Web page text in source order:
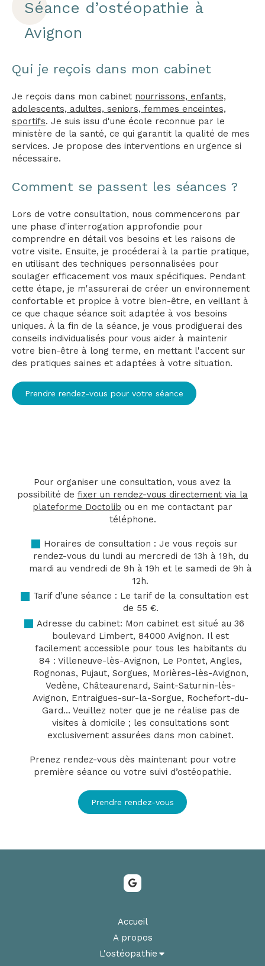
Séance d’ostéopathie à
Avignon
Qui je reçois dans mon cabinet
Je reçois dans mon cabinet nourrissons, enfants,
adolescents, adultes, seniors, femmes enceintes,
sportifs. Je suis issu d'une école reconnue par le
ministère de la santé, ce qui garantit la qualité de mes
services. Je propose des interventions en urgence si
nécessaire.
Comment se passent les séances ?
Lors de votre consultation, nous commencerons par
une phase d'interrogation approfondie pour
comprendre en détail vos besoins et les raisons de
votre visite. Ensuite, je procéderai à la partie pratique,
en utilisant des techniques personnalisées pour
soulager efficacement vos maux spécifiques. Pendant
cette étape, je m'assurerai de créer un environnement
confortable et propice à votre bien-être, en veillant à
ce que chaque séance soit adaptée à vos besoins
uniques. À la fin de la séance, je vous prodiguerai des
conseils individualisés pour vous aider à maintenir
votre bien-être à long terme, en mettant l'accent sur
des pratiques saines et adaptées à votre situation.
Prendre rendez-vous pour votre séance
Pour organiser une consultation, vous avez la
possibilité de fixer un rendez-vous directement via la
plateforme Doctolib ou en me contactant par
téléphone.
Horaires de consultation : Je vous reçois sur
rendez-vous du lundi au mercredi de 13h à 19h, du
mardi au vendredi de 9h à 19h et le samedi de 9h à
12h.
Tarif d’une séance : Le tarif de la consultation est
de 55 €.
Adresse du cabinet: Mon cabinet est situé au 36
boulevard Limbert, 84000 Avignon. Il est
facilement accessible pour tous les habitants du
84 : Villeneuve-lès-Avignon, Le Pontet, Angles,
Rognonas, Pujaut, Sorgues, Morières-lès-Avignon,
Vedène, Châteaurenard, Saint-Saturnin-lès-
Avignon, Entraigues-sur-la-Sorgue, Rochefort-du-
Gard… Veuillez noter que je ne réalise pas de
visites à domicile ; les consultations sont
exclusivement assurées dans mon cabinet.
Prenez rendez-vous dès maintenant pour votre
première séance ou votre suivi d’ostéopathie.
Prendre rendez-vous
Accueil
A propos
L'ostéopathie